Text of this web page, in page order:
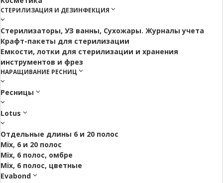
СТЕРИЛИЗАЦИЯ И ДЕЗИНФЕКЦИЯ
Стерилизаторы, УЗ ванны, Сухожары. Журналы учета
Крафт-пакеты для стерилизации
Емкости, лотки для стерилизации и хранения
инструментов и фрез
НАРАЩИВАНИЕ РЕСНИЦ
Ресницы
Lotus
Отдельные длины 6 и 20 полос
Mix, 6 и 20 полос
Mix, 6 полос, омбре
Mix, 6 полос, цветные
Evabond